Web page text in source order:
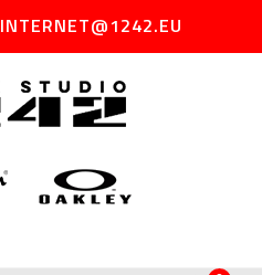
INTERNET@1242.EU